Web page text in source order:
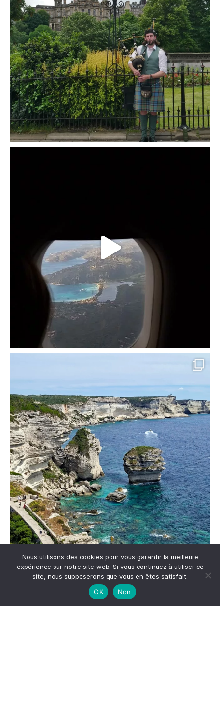
Me suivre sur Instagram
Nous utilisons des cookies pour vous garantir la meilleure
expérience sur notre site web. Si vous continuez à utiliser ce
site, nous supposerons que vous en êtes satisfait.
OK
Non